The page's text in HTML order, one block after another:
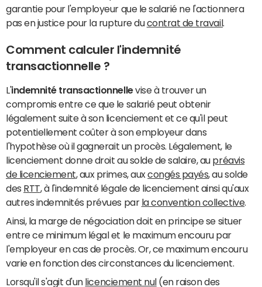
garantie pour l'employeur que le salarié ne l'actionnera
pas en justice pour la rupture ducontrat de travail
Comment calculer l'indemnité
transactionnelle ?
L'indemnité transactionnellevise à trouver un
compromis entre ce que le salarié peut obtenir
légalement suite à son licenciement et ce qu'il peut
potentiellement coûter à son employeur dans
l'hypothèse où il gagnerait un procès. Légalement, le
licenciement donne droit au solde de salaire, au préavis
de licenciement, aux primes, auxcongés payés, au solde
des RTT, à l'indemnité légale de licenciement ainsi qu'aux
autres indemnités prévues par la convention collective.
Ainsi, la marge de négociation doit en principe se situer
entre ce minimum légal et le maximum encouru par
l'employeur en cas de procès. Or, ce maximum encouru
varie en fonction des circonstances du licenciement.
Lorsqu'il s'agit d'un licenciement nul (en raison des